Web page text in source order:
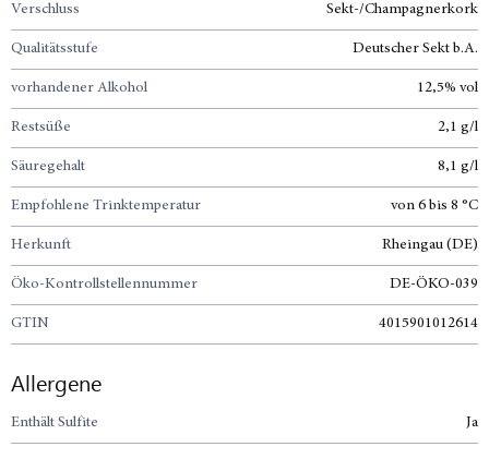
Verschluss Sekt-/Champagnerkork
Qualitätsstufe Deutscher Sekt b.A.
vorhandener Alkohol 12,5% vol
Restsüße 2,1 g/l
Säuregehalt 8,1 g/l
Empfohlene Trinktemperatur von 6 bis 8 °C
Herkunft Rheingau (DE)
Öko-Kontrollstellennummer DE-ÖKO-039
GTIN 4015901012614
Allergene
Enthält Sulfite Ja